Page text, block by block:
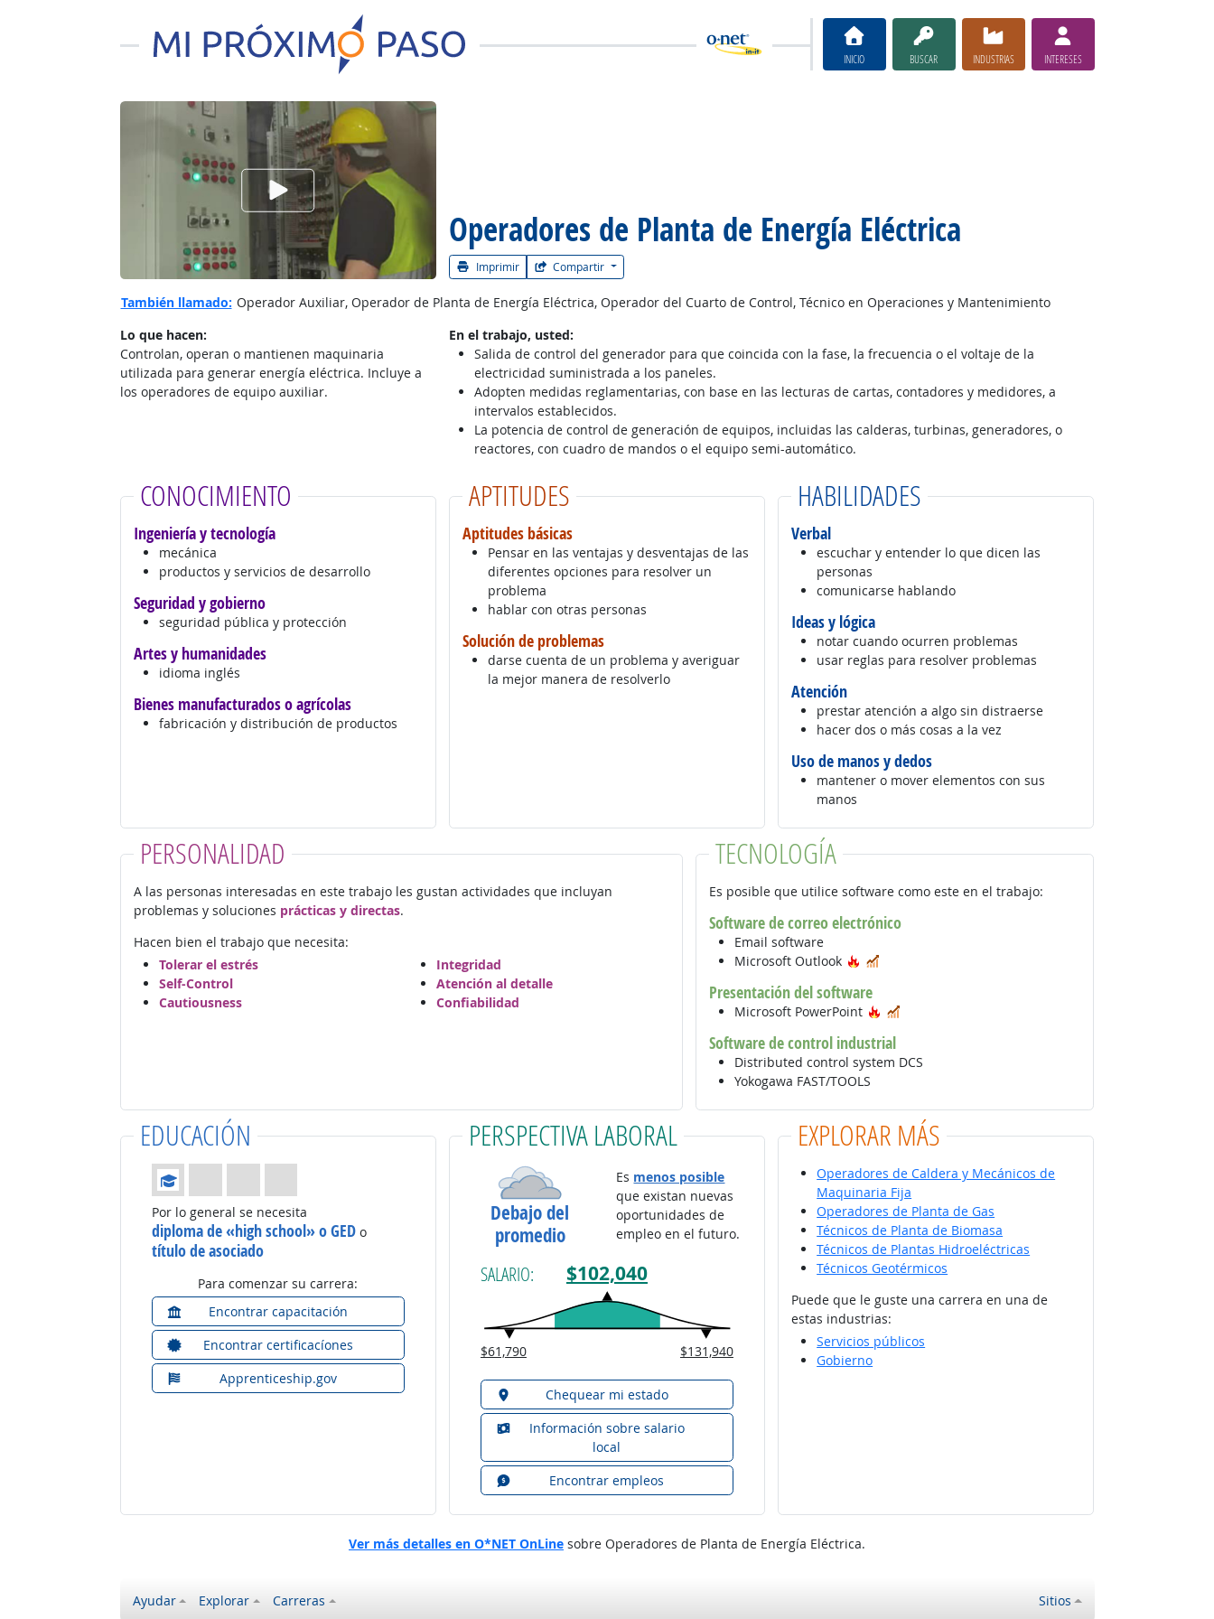
INICIO BUSCAR INDUSTRIAS INTERESES
Operadores de Planta de Energía Eléctrica
Imprimir Compartir
Ver el vίdeo de la carrera
También llamado: Operador Auxiliar, Operador de Planta de Energía Eléctrica, Operador del Cuarto de Control, Técnico en Operaciones y Mantenimiento
Lo que hacen:
Controlan, operan o mantienen maquinaria
utilizada para generar energía eléctrica. Incluye a
los operadores de equipo auxiliar.
En el trabajo, usted:
Salida de control del generador para que coincida con la fase, la frecuencia o el voltaje de la
electricidad suministrada a los paneles.
Adopten medidas reglamentarias, con base en las lecturas de cartas, contadores y medidores, a
intervalos establecidos.
La potencia de control de generación de equipos, incluidas las calderas, turbinas, generadores, o
reactores, con cuadro de mandos o el equipo semi-automático.
CONOCIMIENTO
Ingeniería y tecnología
mecánica
productos y servicios de desarrollo
Seguridad y gobierno
seguridad pública y protección
Artes y humanidades
idioma inglés
Bienes manufacturados o agrícolas
fabricación y distribución de productos
APTITUDES
Aptitudes básicas
Pensar en las ventajas y desventajas de las
diferentes opciones para resolver un
problema
hablar con otras personas
Solución de problemas
darse cuenta de un problema y averiguar
la mejor manera de resolverlo
HABILIDADES
Verbal
escuchar y entender lo que dicen las
personas
comunicarse hablando
Ideas y lógica
notar cuando ocurren problemas
usar reglas para resolver problemas
Atención
prestar atención a algo sin distraerse
hacer dos o más cosas a la vez
Uso de manos y dedos
mantener o mover elementos con sus
manos
PERSONALIDAD
A las personas interesadas en este trabajo les gustan actividades que incluyan
problemas y soluciones prácticas y directas.
Hacen bien el trabajo que necesita:
Tolerar el estrés
Self-Control
Cautiousness
Integridad
Atención al detalle
Confiabilidad
TECNOLOGÍA
Es posible que utilice software como este en el trabajo:
Software de correo electrónico
Email software
Microsoft Outlook
Tecnología de moda
Presentación del software
Microsoft PowerPoint Tecnología de moda
Software de control industrial
Distributed control system DCS
Yokogawa FAST/TOOLS
EDUCACIÓN
Educación: (Calificación 1 de 4)
Por lo general se necesita
diploma de «high school» o GEDo
título de asociado
Para comenzar su carrera:
Encontrar capacitación
Encontrar certificacíones
Apprenticeship.gov
PERSPECTIVA LABORAL
Debajo del
promedio
Es menos posible
que existan nuevas
oportunidades de
empleo en el futuro.
SALARIO: $102,040
$61,790 $131,940
Chequear mi estado
Información sobre salario
local
Encontrar empleos
EXPLORAR MÁS
Operadores de Caldera y Mecánicos de
Maquinaria Fija
Operadores de Planta de Gas
Técnicos de Planta de Biomasa
Técnicos de Plantas Hidroeléctricas
Técnicos Geotérmicos
Puede que le guste una carrera en una de
estas industrias:
Servicios públicos
Gobierno
Ver más detalles en O*NET OnLine sobre Operadores de Planta de Energía Eléctrica.
Ayudar Explorar Carreras Sitios